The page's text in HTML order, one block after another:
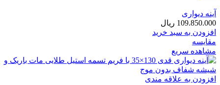
آینه دیواری
109.850.000 ریال
افزودن به سبد خرید
مقایسه
مشاهده سریع
افزودن به علاقه مندی